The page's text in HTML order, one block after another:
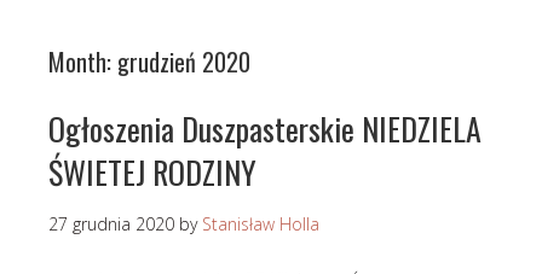
Month: grudzień 2020
Ogłoszenia Duszpasterskie NIEDZIELA
ŚWIETEJ RODZINY
27 grudnia 2020 by Stanisław Holla